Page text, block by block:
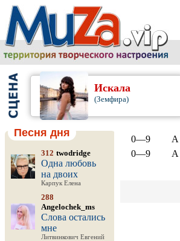
Искала
(Земфира)
Песня дня
312 twodridge
Одна любовь
на двоих
Карпук Елена
288
Angelochek_ms
Слова остались
мне
Литвинкович Евгений
0—9 А
0—9
A